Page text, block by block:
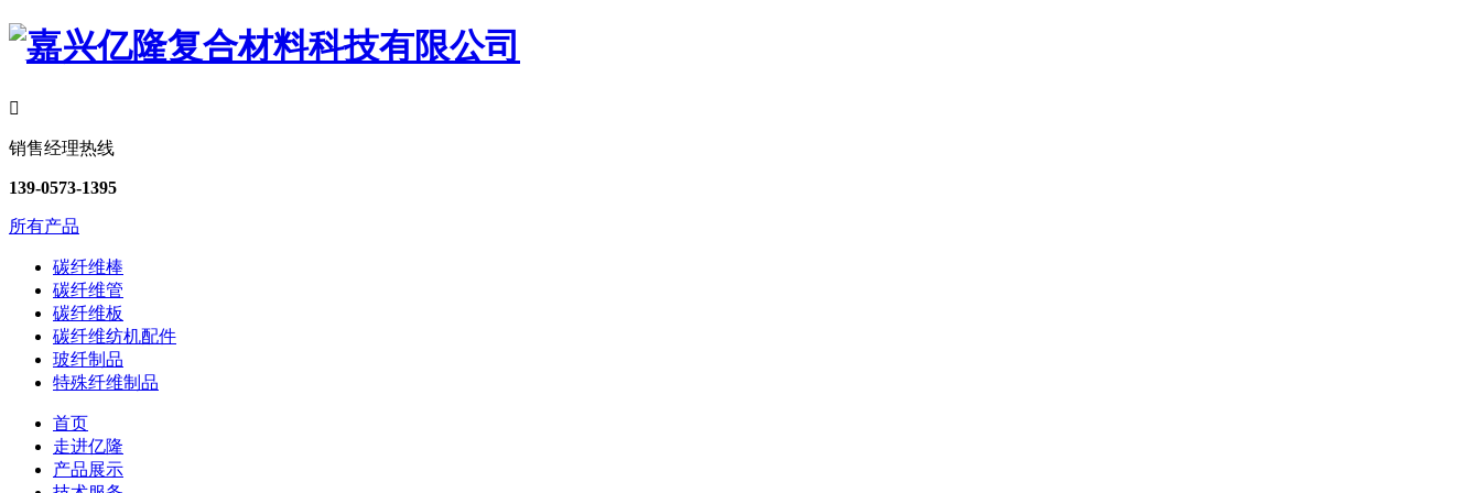

销售经理热线
139-0573-1395
所有产品
碳纤维棒
碳纤维管
碳纤维板
碳纤维纺机配件
玻纤制品
特殊纤维制品
首页
走进亿隆
产品展示